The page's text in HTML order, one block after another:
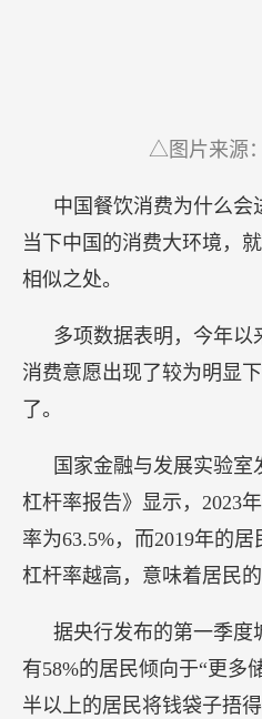
△图片来源
中国餐饮消费为什么会
当下中国的消费大环境，
相似之处。
多项数据表明，今年以
消费意愿出现了较为明显
了。
国家金融与发展实验室
杠杆率报告》显示，2023
率为63.5%，而2019年的居
杠杆率越高，意味着居民的
据央行发布的第一季度
有58%的居民倾向于“更多
半以上的居民将钱袋子捂得